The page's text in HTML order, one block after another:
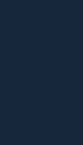
window)window)